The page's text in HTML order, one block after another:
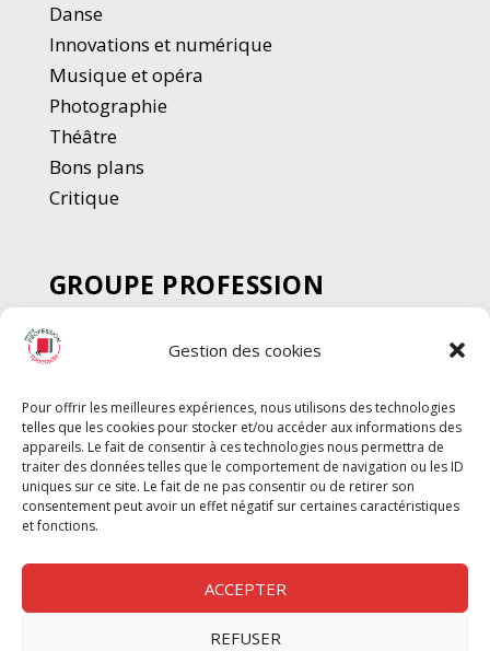
Gestion des cookies
Pour offrir les meilleures expériences, nous utilisons des technologies
telles que les cookies pour stocker et/ou accéder aux informations des
appareils. Le fait de consentir à ces technologies nous permettra de
traiter des données telles que le comportement de navigation ou les ID
uniques sur ce site. Le fait de ne pas consentir ou de retirer son
consentement peut avoir un effet négatif sur certaines caractéristiques
et fonctions.
ACCEPTER
REFUSER
Danse
Innovations et numérique
Musique et opéra
Photographie
Théâtre
Bons plans
Critique
GROUPE PROFESSION
SPECTACLE
Chèque Intermittents
Chèque Compta
Chèque Emploi Spectacle
G-Pods
Profession Audio-visuel